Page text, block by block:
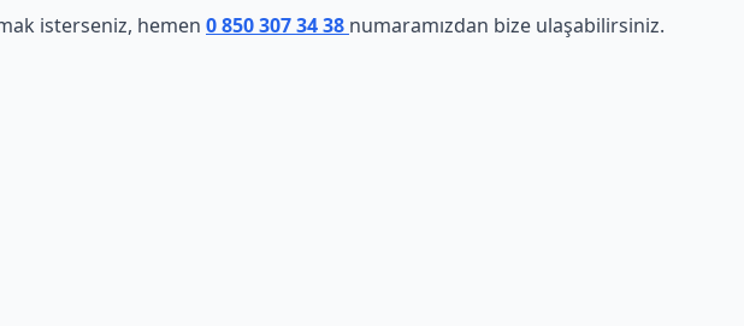
isterseniz, hemen 0 850 307 34 38 numaramızdan bize ulaşabilirsiniz.